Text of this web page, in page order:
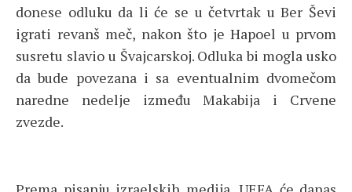
donese odluku da li će se u četvrtak u Ber Ševi
igrati revanš meč, nakon što je Hapoel u prvom
susretu slavio u Švajcarskoj. Odluka bi mogla usko
da bude povezana i sa eventualnim dvomečom
naredne nedelje između Makabija i Crvene
zvezde.